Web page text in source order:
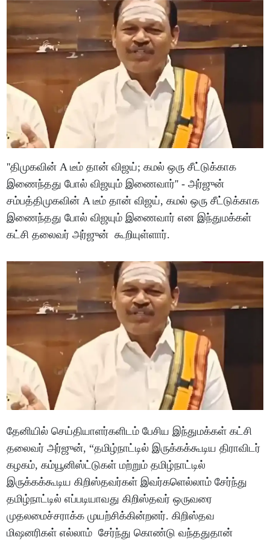
''திமுகவின் A டீம் தான் விஜய்; கமல் ஒரு சீட்டுக்காக
இணைந்தது போல் விஜயும் இணைவார்'' - அர்ஜுன்
சம்பத்திமுகவின் A டீம் தான் விஜய், கமல் ஒரு சீட்டுக்காக
இணைந்தது போல் விஜயும் இணைவார் என இந்துமக்கள்
கட்சி தலைவர் அர்ஜுன் கூறியுள்ளார்.
தேனியில் செய்தியாளர்களிடம் பேசிய இந்துமக்கள் கட்சி
தலைவர் அர்ஜுன், “தமிழ்நாட்டில் இருக்கக்கூடிய திராவிடர்
கழகம், கம்யூனிஸ்ட்டுகள் மற்றும் தமிழ்நாட்டில்
இருக்கக்கூடிய கிறிஸ்தவர்கள் இவர்களெல்லாம் சேர்ந்து
தமிழ்நாட்டில் எப்படியாவது கிறிஸ்தவர் ஒருவரை
முதலமைச்சராக்க முயற்சிக்கின்றனர். கிறிஸ்தவ
மிஷனரிகள் எல்லாம் சேர்ந்து கொண்டு வந்ததுதான்